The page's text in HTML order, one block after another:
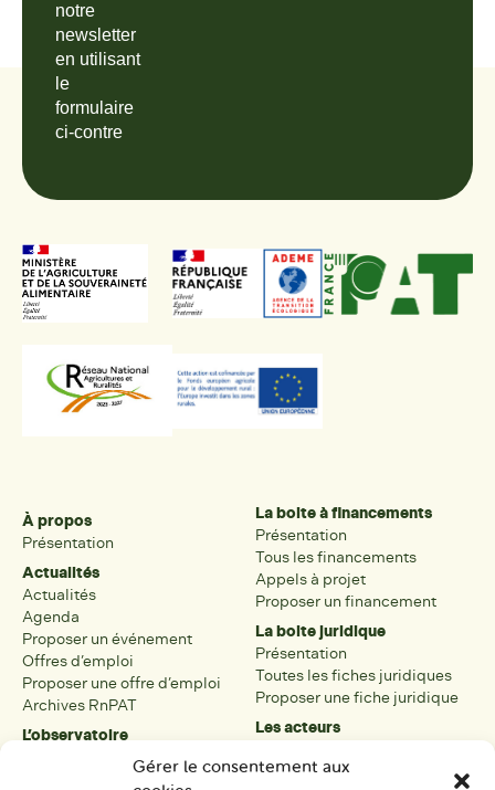
Gérer le consentement aux
notre
newsletter
en utilisant
le
formulaire
ci-contre
À propos
Présentation
Actualités
Actualités
Agenda
Proposer un événement
Offres d’emploi
Proposer une offre d’emploi
Archives RnPAT
L’observatoire
Présentation de l’observatoire
La boite à financements
Présentation
Tous les financements
Appels à projet
Proposer un financement
La boite juridique
Présentation
Toutes les fiches juridiques
Proposer une fiche juridique
Les acteurs
Tous les acteurs